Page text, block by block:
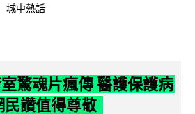
城中熱話
驚魂片瘋傳 醫護保護病
民讚值得尊敬